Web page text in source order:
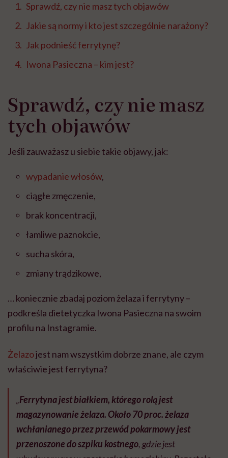
Sprawdź, czy nie masz tych objawów
Jakie są normy i kto jest szczególnie narażony?
Jak podnieść ferrytynę?
Iwona Pasieczna – kim jest?
Sprawdź, czy nie masz
tych objawów
Jeśli zauważasz u siebie takie objawy, jak:
wypadanie włosów,
ciągłe zmęczenie,
brak koncentracji,
łamliwe paznokcie,
sucha skóra,
zmiany trądzikowe,
… koniecznie zbadaj poziom żelaza i ferrytyny –
podkreśla dietetyczka Iwona Pasieczna na swoim
profilu na Instagramie.
Żelazojest nam wszystkim dobrze znane, ale czym
właściwie jest ferrytyna?
„Ferrytyna jest białkiem, którego rolą jest
magazynowanie żelaza. Około 70 proc. żelaza
wchłanianego przez przewód pokarmowy jest
przenoszone do szpiku kostnego, gdzie jest